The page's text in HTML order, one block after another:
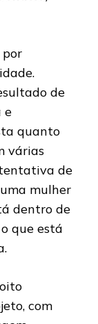
por
de
e
quanto
várias
de
mulher
dentro de
que está
com